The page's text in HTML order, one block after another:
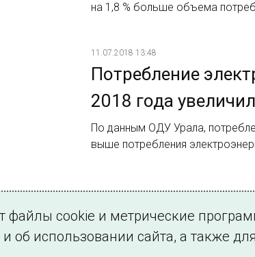
на 1,8 % больше объема
11.07.2018 13:48
Потребление
2018 года
По данным ОДУ Урала,
выше потребления
Страница 1 из 2.
1 2 Далее
файлы cookie и метрические
и об использовании сайта, а также